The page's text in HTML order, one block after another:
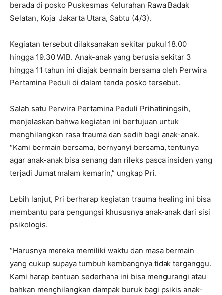
berada di posko Puskesmas Kelurahan Rawa Badak
Selatan, Koja, Jakarta Utara, Sabtu (4/3).
Kegiatan tersebut dilaksanakan sekitar pukul 18.00
hingga 19.30 WIB. Anak-anak yang berusia sekitar 3
hingga 11 tahun ini diajak bermain bersama oleh Perwira
Pertamina Peduli di dalam tenda posko tersebut.
Salah satu Perwira Pertamina Peduli Prihatiningsih,
menjelaskan bahwa kegiatan ini bertujuan untuk
menghilangkan rasa trauma dan sedih bagi anak-anak.
“Kami bermain bersama, bernyanyi bersama, tentunya
agar anak-anak bisa senang dan rileks pasca insiden yang
terjadi Jumat malam kemarin,” ungkap Pri.
Lebih lanjut, Pri berharap kegiatan trauma healing ini bisa
membantu para pengungsi khususnya anak-anak dari sisi
psikologis.
“Harusnya mereka memiliki waktu dan masa bermain
yang cukup supaya tumbuh kembangnya tidak terganggu.
Kami harap bantuan sederhana ini bisa mengurangi atau
bahkan menghilangkan dampak buruk bagi psikis anak-